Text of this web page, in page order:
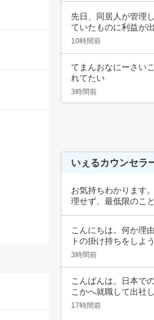
先日、同居人が管理
ていたものに利益が
きた。結…
10時間前
てまんおなにーさい
れてたい
3時間前
いぇるカウンセラ
お気持ちわかります
理せず、最低限のこ
こんにちは。何か理
トの掛け持ちをしよ
と思いま…
3時間前
こんばんは。日本で
こかへ就職して出社
職種では…
17時間前